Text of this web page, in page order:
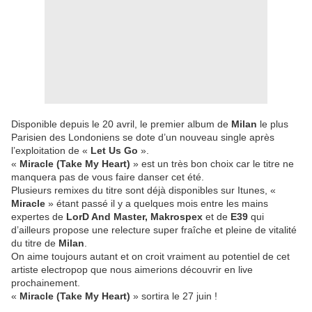
Disponible depuis le 20 avril, le premier album de Milan le plus
Parisien des Londoniens se dote d’un nouveau single après
l’exploitation de « Let Us Go ».
« Miracle (Take My Heart) » est un très bon choix car le titre ne
manquera pas de vous faire danser cet été.
Plusieurs remixes du titre sont déjà disponibles sur Itunes, «
Miracle » étant passé il y a quelques mois entre les mains
expertes de LorD And Master, Makrospex et de E39 qui
d’ailleurs propose une relecture super fraîche et pleine de vitalité
du titre de Milan
On aime toujours autant et on croit vraiment au potentiel de cet
artiste electropop que nous aimerions découvrir en live
prochainement.
« Miracle (Take My Heart) » sortira le 27 juin !